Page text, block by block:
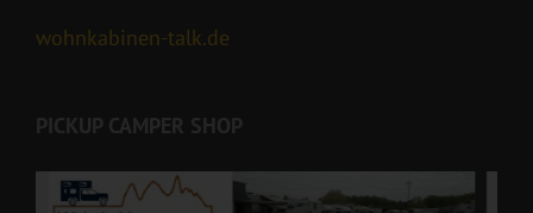
wohnkabinen-talk.de
PICKUP CAMPER SHOP